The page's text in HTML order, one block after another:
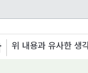
위 내용과 유사한 생